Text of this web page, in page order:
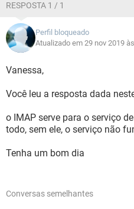
RESPOSTA 1 / 1
Perfil bloqueado
Atualizado em 29 nov 2019
Vanessa,
Você leu a resposta dada
o IMAP serve para o serviço
todo, sem ele, o serviço não
Tenha um bom dia
Conversas semelhantes